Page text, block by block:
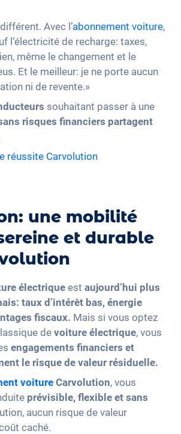
Avec l’abonnement voiture,
l’électricité de recharge: taxes,
même le changement et le
Et le meilleur: je ne porte aucun
ni de revente.»
souhaitant passer à une
risques financiers partagent
réussite Carvolution
une mobilité
et durable
électrique est aujourd’hui plus
taux d’intérêt bas, énergie
fiscaux. Mais si vous optez
de voiture électrique, vous
engagements financiers et
le risque de valeur résiduelle.
voitureCarvolution, vous
prévisible, flexible et sans
aucun risque de valeur
caché.